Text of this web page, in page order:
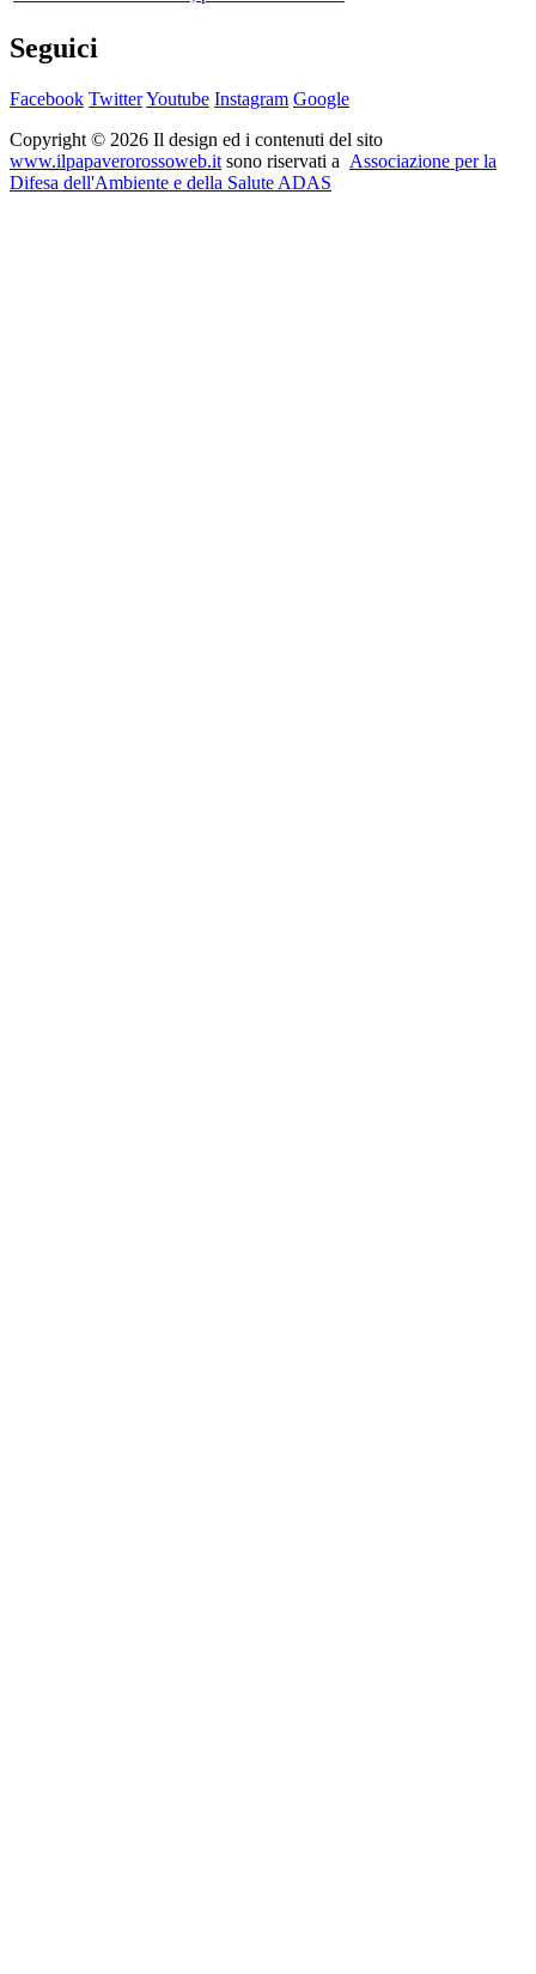
Seguici
Facebook TwitterYoutube Instagram Google
Copyright © 2026 Il design ed i contenuti del sito
www.ilpapaverorossoweb.it sono riservati a Associazione per la
Difesa dell'Ambiente e della Salute ADAS